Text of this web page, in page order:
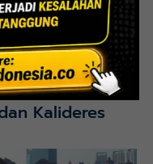
Kalideres